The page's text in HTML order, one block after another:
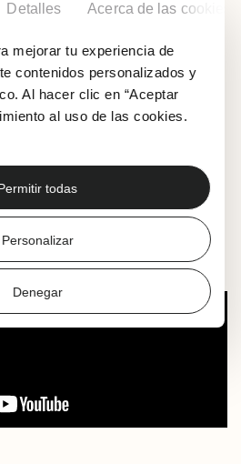
Detalles Acerca de las cookies
mejorar tu experiencia de
contenidos personalizados y
Al hacer clic en “Aceptar
al uso de las cookies.
todas
Personalizar
Denegar
del 8 de septiembre.
de circo-teatro (premiado en la
candidato a los Premios Max de
la entrañable historia de Toli
a encontrarse 10 años
accidente en el trapecio. A
superación, intentarán
su frustrada carrera y
mucho que decir en la vida.